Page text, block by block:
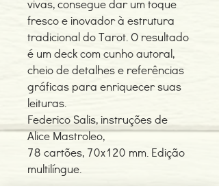
vivas, consegue dar um toque
fresco e inovador à estrutura
tradicional do Tarot. O resultado
é um deck com cunho autoral,
cheio de detalhes e referências
gráficas para enriquecer suas
leituras.
Federico Salis, instruções de
Alice Mastroleo,
78 cartões, 70x120 mm. Edição
multilíngue.